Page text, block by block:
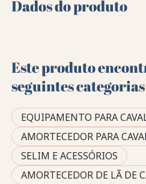
Dados do produto
Este produto
seguintes categorias
EQUIPAMENTO PARA
AMORTECEDOR PARA
SELIM E ACESSÓRIOS
AMORTECEDOR DE LÃ DE